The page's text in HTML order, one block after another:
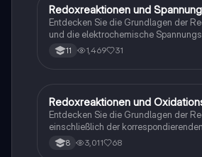
Chemie
Redoxreaktionen und
Entdecken Sie die Grundlagen der
und die elektrochemische
Zusammenfassung behandelt
Oxidation und Reduktion,
vertiefen möchten.
11 1,469 31
Chemie
Redoxreaktionen und
Entdecken Sie die Grundlagen der
einschließlich der
der Redoxreihe und der Regeln zur
Oxidationszahlen. Diese
8 3,011 68